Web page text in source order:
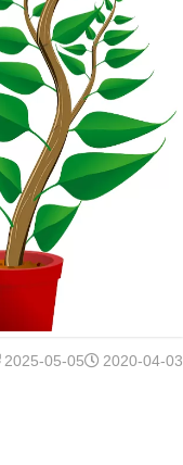
2020-04-03
2025-05-05